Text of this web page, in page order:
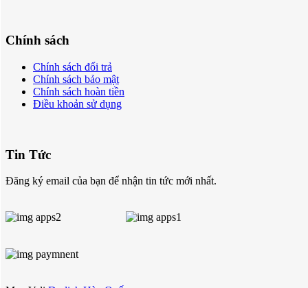
Chính sách
Chính sách đổi trả
Chính sách bảo mật
Chính sách hoàn tiền
Điều khoản sử dụng
Tin Tức
Đăng ký email của bạn để nhận tin tức mới nhất.